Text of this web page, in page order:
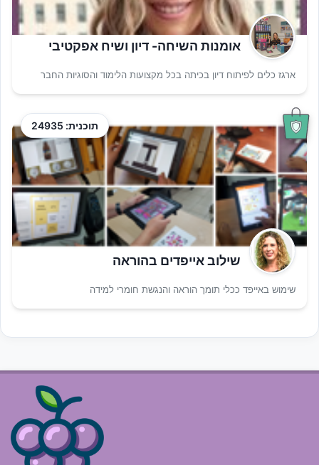
אומנות השיחה- דיון ושיח אפקטיבי
ארגז כלים לפיתוח דיון בכיתה בכל מקצועות הלימוד והסוגיות החבר
תוכנית: 24935
שילוב אייפדים בהוראה
שימוש באייפד ככלי תומך הוראה והנגשת חומרי למידה